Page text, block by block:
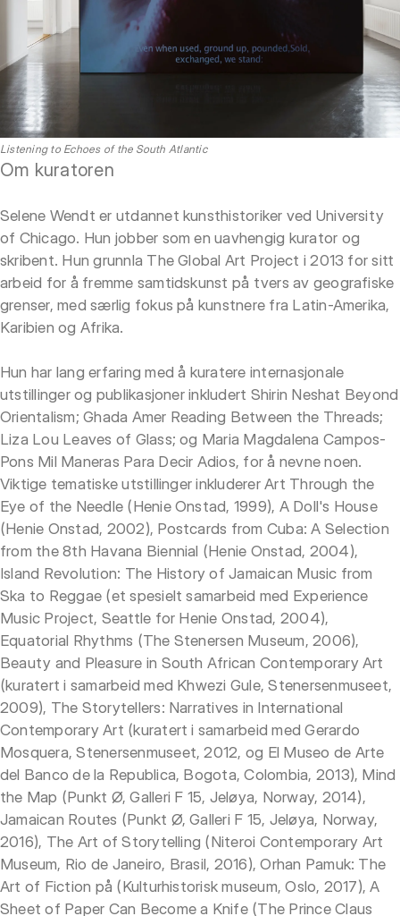
Listening to Echoes of the South Atlantic
Om kuratoren
Selene Wendt er utdannet kunsthistoriker ved University
of Chicago. Hun jobber som en uavhengig kurator og
skribent. Hun grunnla The Global Art Project i 2013 for sitt
arbeid for å fremme samtidskunst på tvers av geografiske
grenser, med særlig fokus på kunstnere fra Latin-Amerika,
Karibien og Afrika.
Hun har lang erfaring med å kuratere internasjonale
utstillinger og publikasjoner inkludert Shirin Neshat Beyond
Orientalism; Ghada Amer Reading Between the Threads;
Liza Lou Leaves of Glass; og Maria Magdalena Campos-
Pons Mil Maneras Para Decir Adios, for å nevne noen.
Viktige tematiske utstillinger inkluderer Art Through the
Eye of the Needle (Henie Onstad, 1999), A Doll's House
(Henie Onstad, 2002), Postcards from Cuba: A Selection
from the 8th Havana Biennial (Henie Onstad, 2004),
Island Revolution: The History of Jamaican Music from
Ska to Reggae (et spesielt samarbeid med Experience
Music Project, Seattle for Henie Onstad, 2004),
Equatorial Rhythms (The Stenersen Museum, 2006),
Beauty and Pleasure in South African Contemporary Art
(kuratert i samarbeid med Khwezi Gule, Stenersenmuseet,
2009), The Storytellers: Narratives in International
Contemporary Art (kuratert i samarbeid med Gerardo
Mosquera, Stenersenmuseet, 2012, og El Museo de Arte
del Banco de la Republica, Bogota, Colombia, 2013), Mind
the Map (Punkt Ø, Galleri F 15, Jeløya, Norway, 2014),
Jamaican Routes (Punkt Ø, Galleri F 15, Jeløya, Norway,
2016), The Art of Storytelling (Niteroi Contemporary Art
Museum, Rio de Janeiro, Brasil, 2016), Orhan Pamuk: The
Art of Fiction på (Kulturhistorisk museum, Oslo, 2017), A
Sheet of Paper Can Become a Knife (The Prince Claus